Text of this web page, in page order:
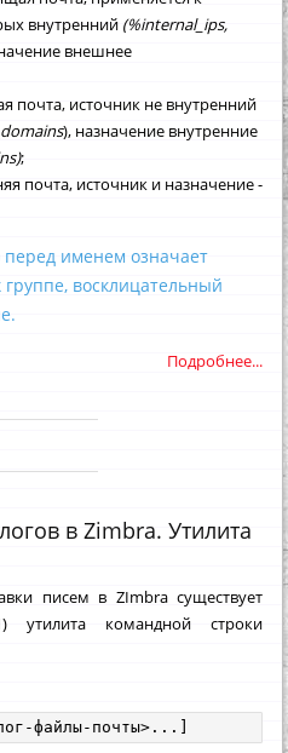
внутренний (%internal_ips,
внешнее
почта, источник не внутренний
), назначение внутренние
;
почта, источник и назначение -
перед именем означает
восклицательный
Подробнее...
в Zimbra. Утилита
писем в ZImbra существует
утилита командной строки
файлы-почты>...]